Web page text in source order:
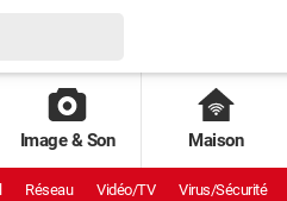
Image & Son Maison
Réseau Vidéo/TV Virus/Sécurité